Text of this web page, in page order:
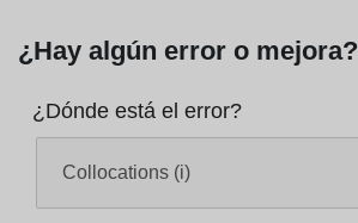
¿Hay algún error o mejora?
¿Dónde está el error?